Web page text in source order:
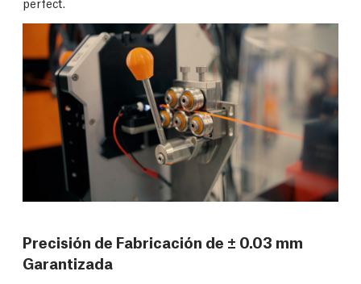
Precisión de Fabricación de ± 0.03 mm
Garantizada